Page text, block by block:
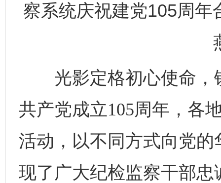
察系统庆祝建党105周
光影定格初心使命，
共产党成立105周年，各
活动，以不同方式向党
现了广大纪检监察干部